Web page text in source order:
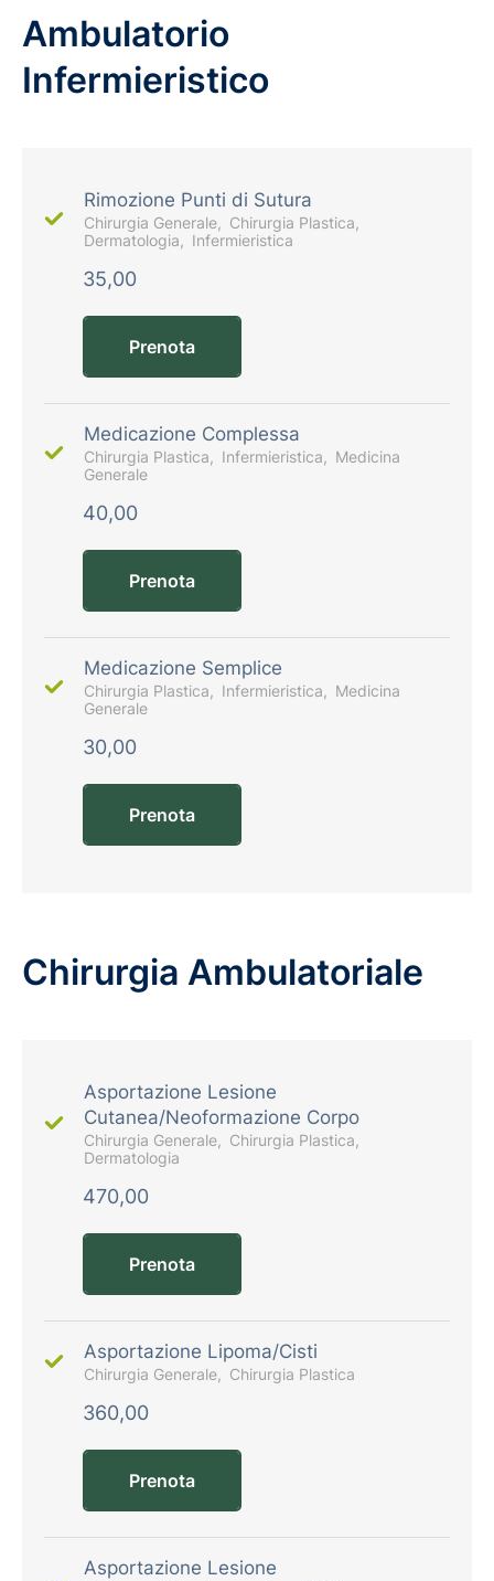
Ambulatorio
Infermieristico
Rimozione Punti di Sutura
Chirurgia Generale
Chirurgia Plastica
Dermatologia
Infermieristica
35,00
Prenota
Medicazione Complessa
Chirurgia Plastica Infermieristica
Medicina
Generale
40,00
Prenota
Medicazione Semplice
Chirurgia Plastica Infermieristica
Medicina
Generale
30,00
Prenota
Chirurgia Ambulatoriale
Asportazione Lesione
Cutanea/Neoformazione Corpo
Chirurgia Generale
Chirurgia Plastica
Dermatologia
470,00
Prenota
Asportazione Lipoma/Cisti
Chirurgia Generale Chirurgia Plastica
360,00
Prenota
Asportazione Lesione